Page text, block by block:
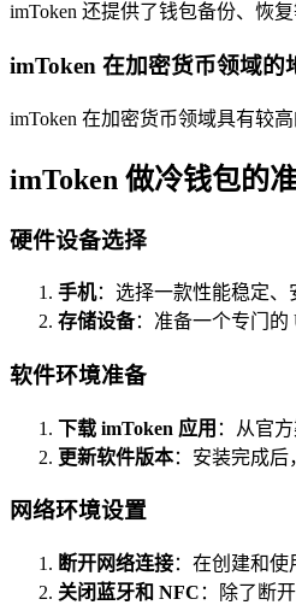
imToken 还提供了钱包备份、恢
imToken 在加密货币领域的
imToken 在加密货币领域具有较
imToken 做冷钱包的
硬件设备选择
手机：选择一款性能稳定
存储设备：准备一个专门的
软件环境准备
下载 imToken 应用 ：从官
更新软件版本：安装完成后
网络环境设置
断开网络连接：在创建和
关闭蓝牙和 NFC ：除了断